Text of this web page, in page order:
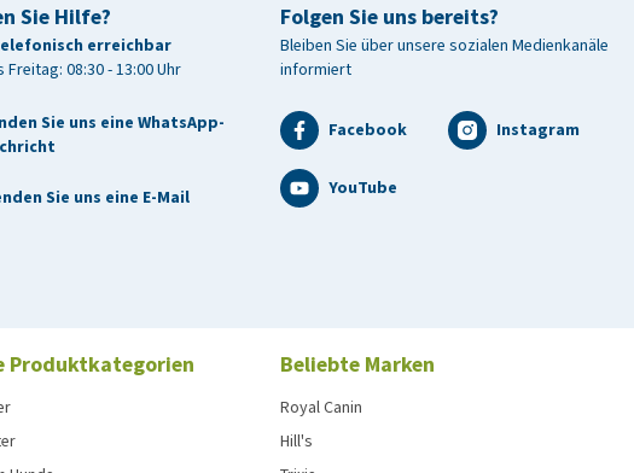
Sie Hilfe?
erreichbar
08:30 - 13:00 Uhr
Sie uns eine WhatsApp-
Sie uns eine E-Mail
Folgen Sie uns bereits?
Bleiben Sie über unsere sozialen Medienkanäle
informiert
Facebook Instagram
YouTube
Produktkategorien Beliebte Marken
Royal Canin
Hill's